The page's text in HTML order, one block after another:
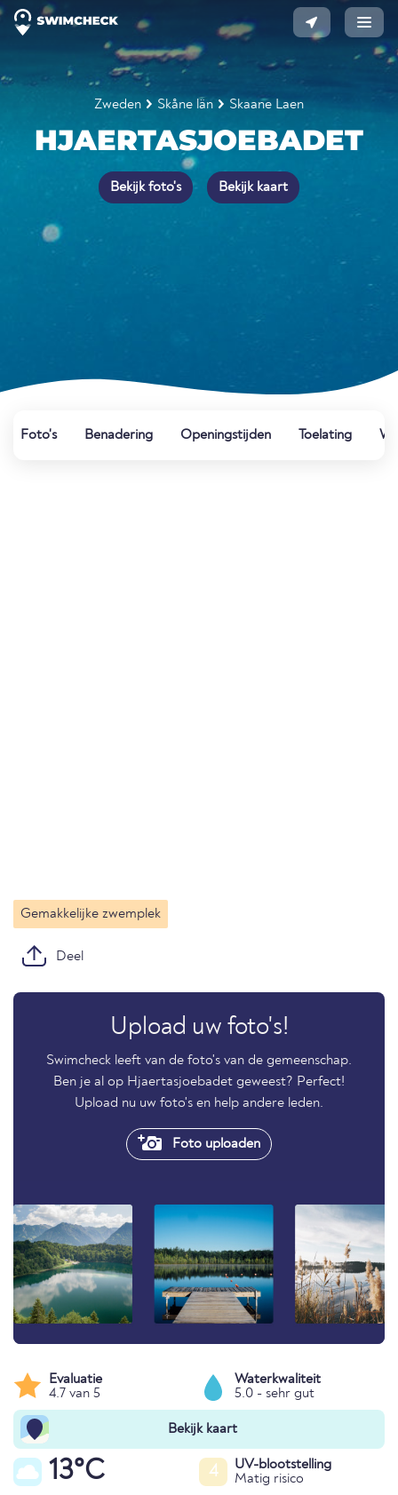
Zweden Skåne län Skaane Laen
HJAERTASJOEBADET
Bekijk foto's Bekijk kaart
Foto's Benadering Openingstijden Toelating
Gemakkelijke zwemplek
Deel
Upload uw foto's!
Swimcheck leeft van de foto's van de gemeenschap.
Ben je al op Hjaertasjoebadet geweest? Perfect!
Upload nu uw foto's en help andere leden.
Foto uploaden
Evaluatie
4.7 van 5
Waterkwaliteit
5.0 - sehr gut
Bekijk kaart
13°C 4
UV-blootstelling
Matig risico